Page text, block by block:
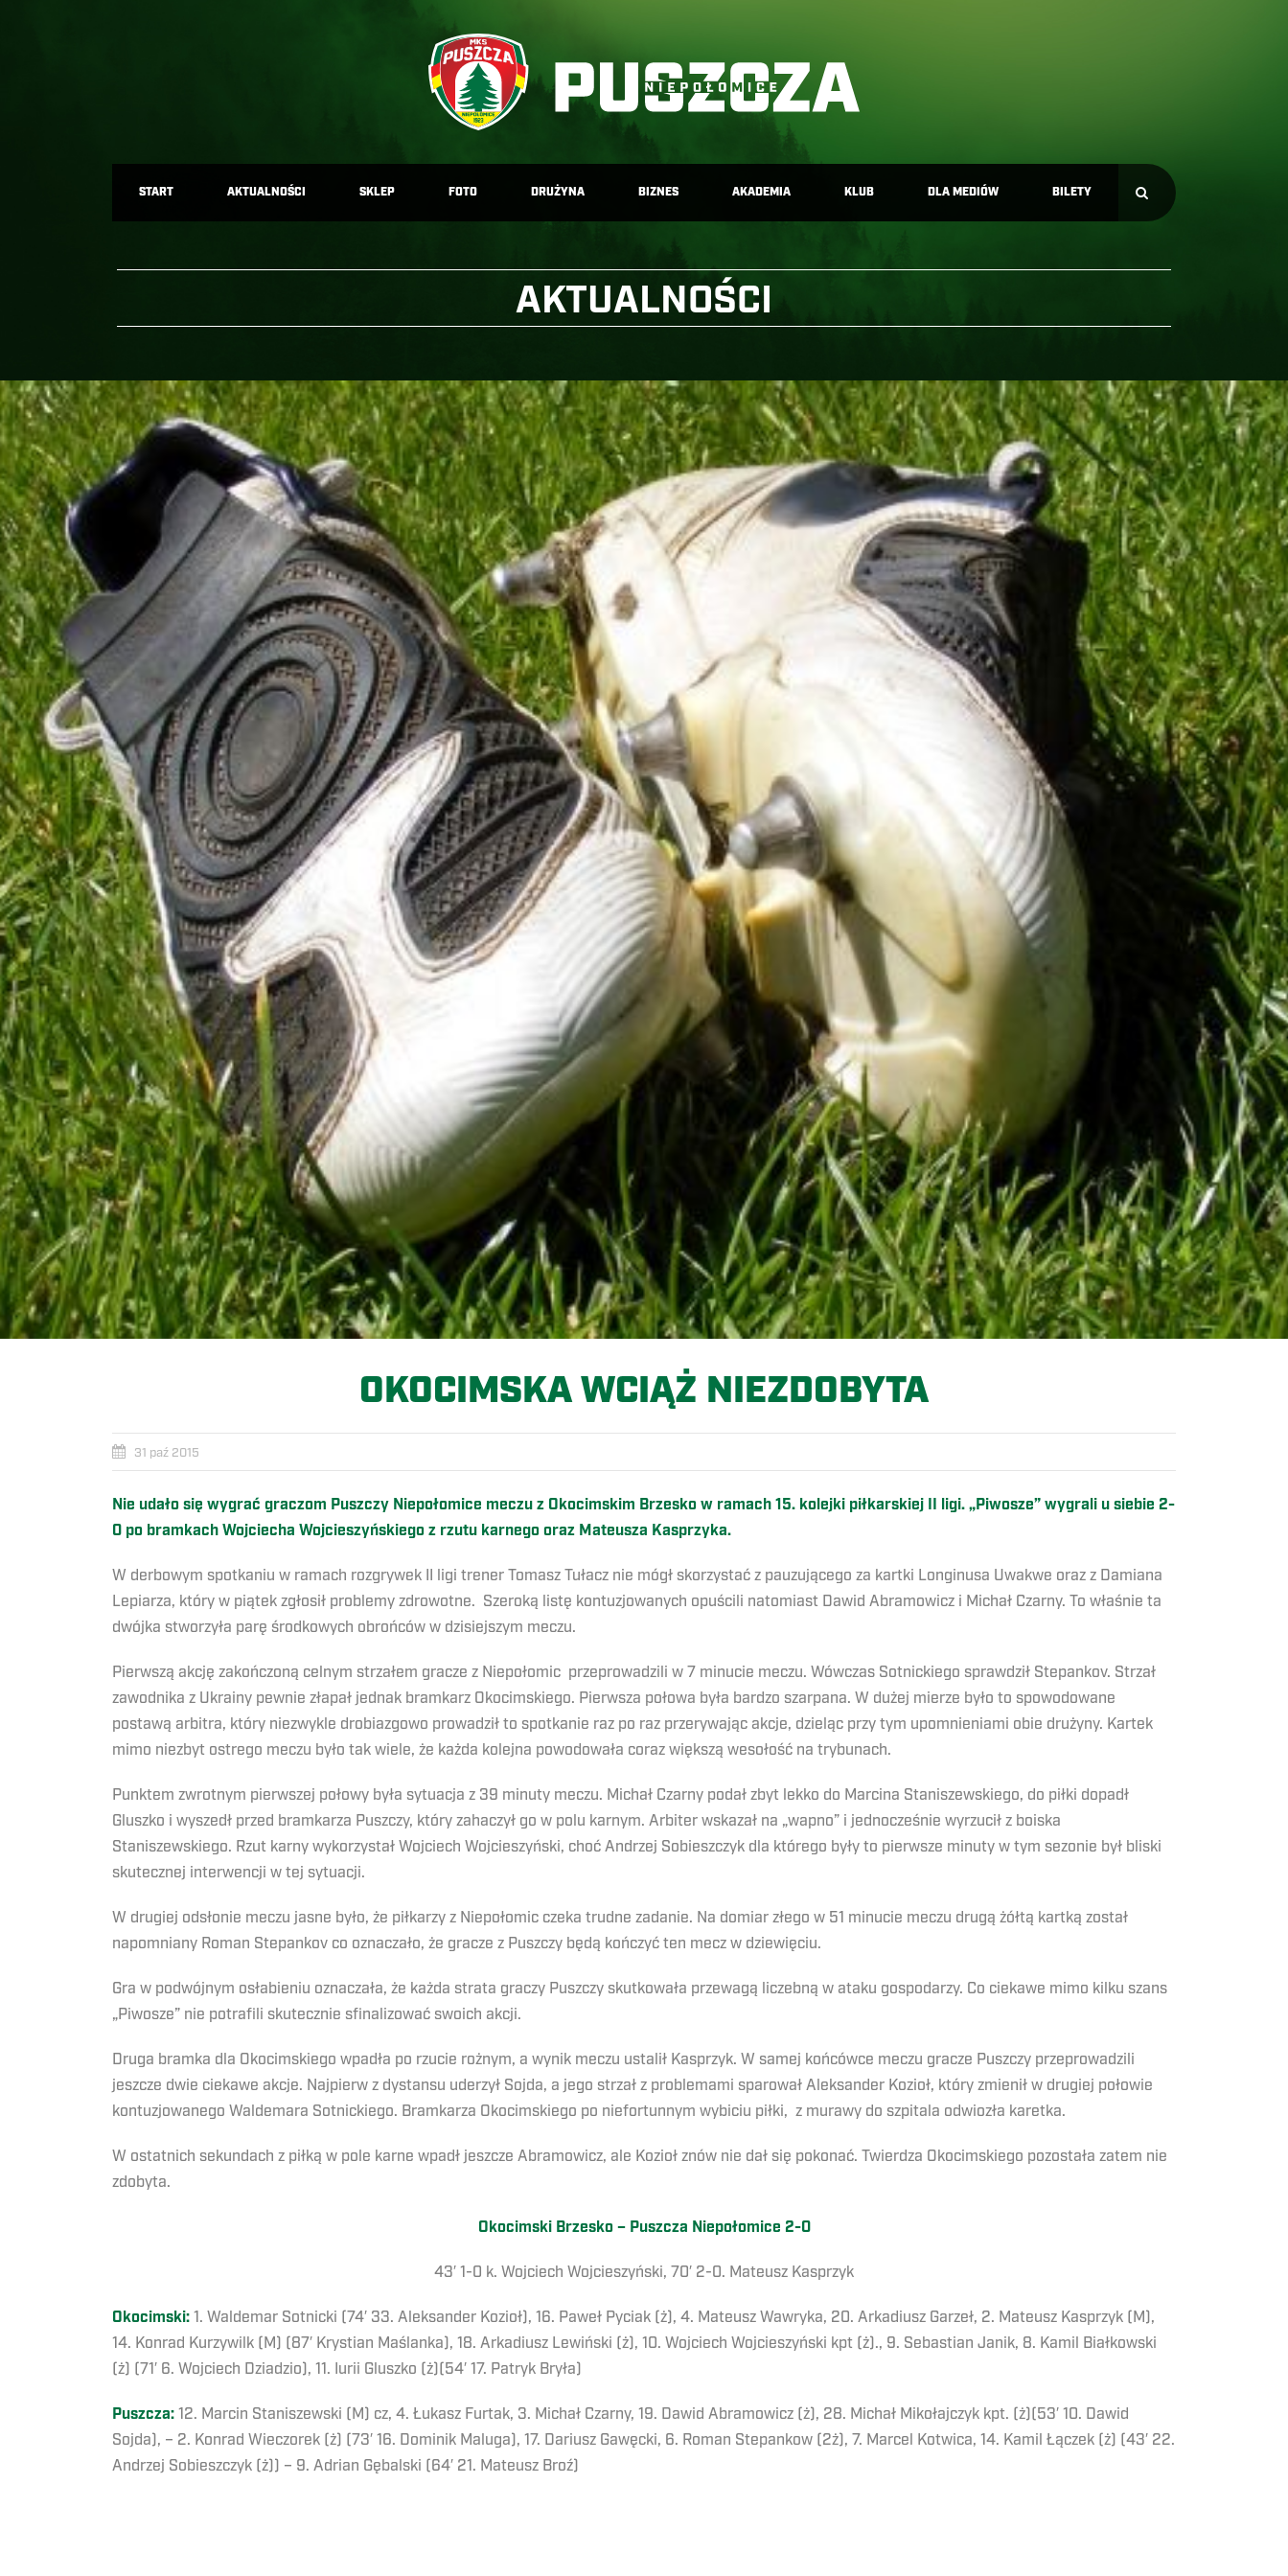
START AKTUALNOŚCI SKLEP FOTO DRUŻYNA BIZNES AKADEMIA KLUB DLA MEDIÓW BILETY
AKTUALNOŚCI
OKOCIMSKA WCIĄŻ NIEZDOBYTA
31 paź 2015
Nie udało się wygrać graczom Puszczy Niepołomice meczu z Okocimskim Brzesko w ramach 15. kolejki piłkarskiej II ligi. „Piwosze” wygrali u siebie 2-
0 po bramkach Wojciecha Wojcieszyńskiego z rzutu karnego oraz Mateusza Kasprzyka.
W derbowym spotkaniu w ramach rozgrywek II ligi trener Tomasz Tułacz nie mógł skorzystać z pauzującego za kartki Longinusa Uwakwe oraz z Damiana
Lepiarza, który w piątek zgłosił problemy zdrowotne. Szeroką listę kontuzjowanych opuścili natomiast Dawid Abramowicz i Michał Czarny. To właśnie ta
dwójka stworzyła parę środkowych obrońców w dzisiejszym meczu.
Pierwszą akcję zakończoną celnym strzałem gracze z Niepołomic przeprowadzili w 7 minucie meczu. Wówczas Sotnickiego sprawdził Stepankov. Strzał
zawodnika z Ukrainy pewnie złapał jednak bramkarz Okocimskiego. Pierwsza połowa była bardzo szarpana. W dużej mierze było to spowodowane
postawą arbitra, który niezwykle drobiazgowo prowadził to spotkanie raz po raz przerywając akcje, dzieląc przy tym upomnieniami obie drużyny. Kartek
mimo niezbyt ostrego meczu było tak wiele, że każda kolejna powodowała coraz większą wesołość na trybunach.
Punktem zwrotnym pierwszej połowy była sytuacja z 39 minuty meczu. Michał Czarny podał zbyt lekko do Marcina Staniszewskiego, do piłki dopadł
Gluszko i wyszedł przed bramkarza Puszczy, który zahaczył go w polu karnym. Arbiter wskazał na „wapno” i jednocześnie wyrzucił z boiska
Staniszewskiego. Rzut karny wykorzystał Wojciech Wojcieszyński, choć Andrzej Sobieszczyk dla którego były to pierwsze minuty w tym sezonie był bliski
skutecznej interwencji w tej sytuacji.
W drugiej odsłonie meczu jasne było, że piłkarzy z Niepołomic czeka trudne zadanie. Na domiar złego w 51 minucie meczu drugą żółtą kartką został
napomniany Roman Stepankov co oznaczało, że gracze z Puszczy będą kończyć ten mecz w dziewięciu.
Gra w podwójnym osłabieniu oznaczała, że każda strata graczy Puszczy skutkowała przewagą liczebną w ataku gospodarzy. Co ciekawe mimo kilku szans
„Piwosze” nie potrafili skutecznie sfinalizować swoich akcji.
Druga bramka dla Okocimskiego wpadła po rzucie rożnym, a wynik meczu ustalił Kasprzyk. W samej końcówce meczu gracze Puszczy przeprowadzili
jeszcze dwie ciekawe akcje. Najpierw z dystansu uderzył Sojda, a jego strzał z problemami sparował Aleksander Kozioł, który zmienił w drugiej połowie
kontuzjowanego Waldemara Sotnickiego. Bramkarza Okocimskiego po niefortunnym wybiciu piłki, z murawy do szpitala odwiozła karetka.
W ostatnich sekundach z piłką w pole karne wpadł jeszcze Abramowicz, ale Kozioł znów nie dał się pokonać. Twierdza Okocimskiego pozostała zatem nie
zdobyta.
Okocimski Brzesko – Puszcza Niepołomice 2-0
43′ 1-0 k. Wojciech Wojcieszyński, 70′ 2-0. Mateusz Kasprzyk
Okocimski: 1. Waldemar Sotnicki (74′ 33. Aleksander Kozioł), 16. Paweł Pyciak (ż), 4. Mateusz Wawryka, 20. Arkadiusz Garzeł, 2. Mateusz Kasprzyk (M),
14. Konrad Kurzywilk (M) (87′ Krystian Maślanka), 18. Arkadiusz Lewiński (ż), 10. Wojciech Wojcieszyński kpt (ż)., 9. Sebastian Janik, 8. Kamil Białkowski
(ż) (71′ 6. Wojciech Dziadzio), 11. Iurii Gluszko (ż)(54′ 17. Patryk Bryła)
Puszcza: 12. Marcin Staniszewski (M) cz, 4. Łukasz Furtak, 3. Michał Czarny, 19. Dawid Abramowicz (ż), 28. Michał Mikołajczyk kpt. (ż)(53′ 10. Dawid
Sojda), – 2. Konrad Wieczorek (ż) (73′ 16. Dominik Maluga), 17. Dariusz Gawęcki, 6. Roman Stepankow (2ż), 7. Marcel Kotwica, 14. Kamil Łączek (ż) (43′ 22.
Andrzej Sobieszczyk (ż)) – 9. Adrian Gębalski (64′ 21. Mateusz Broź)